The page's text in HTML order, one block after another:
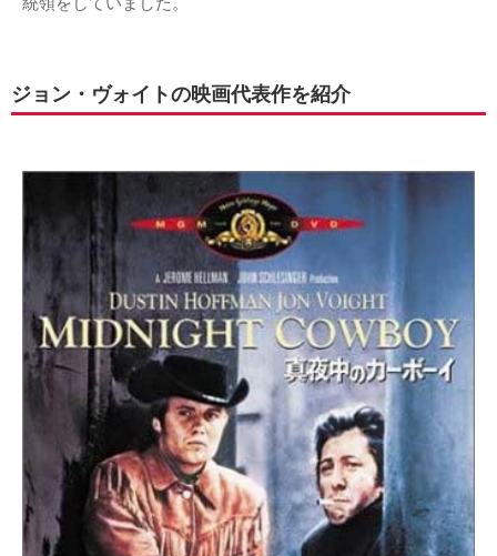
ジョン・ヴォイトの映画代表作を紹介